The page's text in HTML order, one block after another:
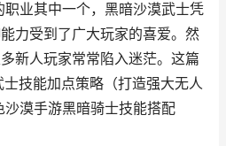
业其中一个，黑暗沙漠武士凭
力受到了广大玩家的喜爱。然
新人玩家常常陷入迷茫。这篇
技能加点策略（打造强大无人
漠手游黑暗骑士技能搭配